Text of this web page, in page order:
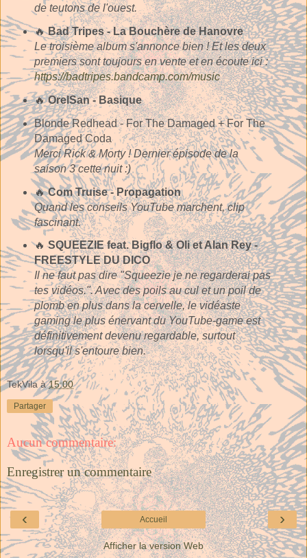
de teutons de l'ouest.
🔥Bad Tripes - La Bouchère de Hanovre
Le troisième album s'annonce bien ! Et les deux
premiers sont toujours en vente et en écoute ici :
https://badtripes.bandcamp.com/music
🔥OrelSan - Basique
Blonde Redhead - For The Damaged + For The
Damaged Coda
Merci Rick & Morty ! Dernier épisode de la
saison 3 cette nuit :)
🔥Com Truise - Propagation
Quand les conseils YouTube marchent, clip
fascinant.
🔥SQUEEZIE feat. Bigflo & Oli et Alan Rey -
FREESTYLE DU DICO
Il ne faut pas dire "Squeezie je ne regarderai pas
tes vidéos.". Avec des poils au cul et un poil de
plomb en plus dans la cervelle, le vidéaste
gaming le plus énervant du YouTube-game est
définitivement devenu regardable, surtout
lorsqu'il s'entoure bien.
TekVila à15:00
Partager
Aucun commentaire:
Enregistrer un commentaire
‹ ›
Accueil
Afficher la version Web